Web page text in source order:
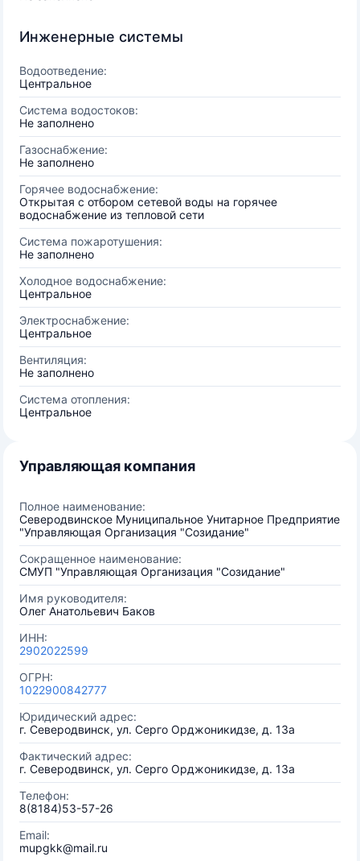
Инженерные системы
Водоотведение:
Центральное
Система водостоков:
Не заполнено
Газоснабжение:
Не заполнено
Горячее водоснабжение:
Открытая с отбором сетевой воды на горячее
водоснабжение из тепловой сети
Система пожаротушения:
Не заполнено
Холодное водоснабжение:
Центральное
Электроснабжение:
Центральное
Вентиляция:
Не заполнено
Система отопления:
Центральное
Управляющая компания
Полное наименование:
Северодвинское Муниципальное Унитарное Предприятие
"Управляющая Организация "Созидание"
Сокращенное наименование:
СМУП "Управляющая Организация "Созидание"
Имя руководителя:
Олег Анатольевич Баков
ИНН:
2902022599
ОГРН:
1022900842777
Юридический адрес:
г. Северодвинск, ул. Серго Орджоникидзе, д. 13а
Фактический адрес:
г. Северодвинск, ул. Серго Орджоникидзе, д. 13а
Телефон:
8(8184)53-57-26
Email:
mupgkk@mail.ru